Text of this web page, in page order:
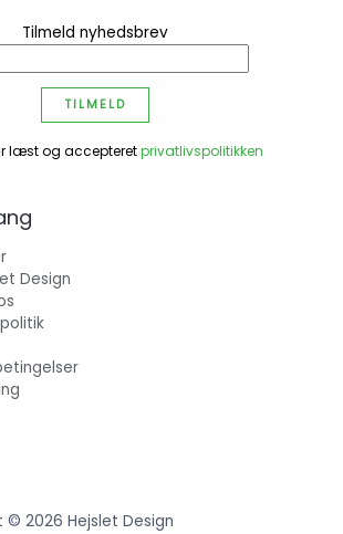
Tilmeld nyhedsbrev
læst og accepteretprivatlivspolitikken
Design
© 2026 Hejslet Design